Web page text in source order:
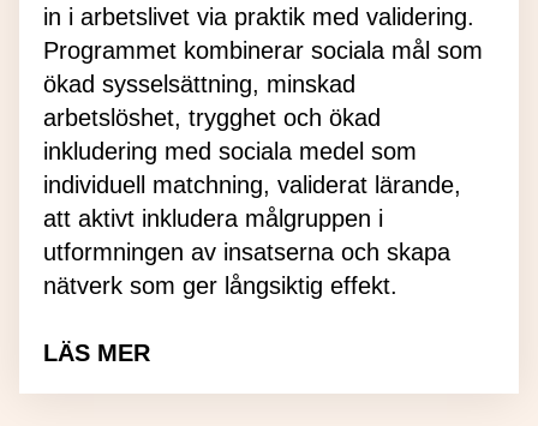
in i arbetslivet via praktik med validering.
Programmet kombinerar sociala mål som
ökad sysselsättning, minskad
arbetslöshet, trygghet och ökad
inkludering med sociala medel som
individuell matchning, validerat lärande,
att aktivt inkludera målgruppen i
utformningen av insatserna och skapa
nätverk som ger långsiktig effekt.
LÄS MER
om Talangakademin